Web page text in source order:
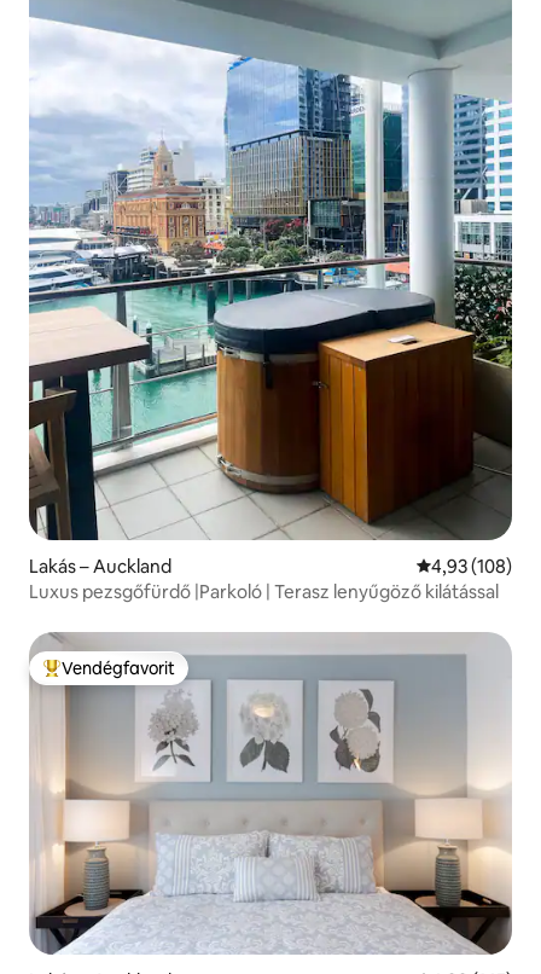
Lakás – Auckland Átlagos
4,93 (108)
Luxus pezsgőfürdő |Parkoló | Terasz lenyűgöző kilátással
Kiemelt vendégfavorit
Vendégfavorit